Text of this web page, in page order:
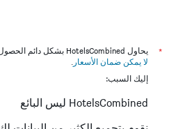
*
يحاول HotelsCombined بشكل دائم الحصول على الأسعار الدقيقة، ولكن
لا يمكن ضمان الأسعار .
إليك السبب:
HotelsCombined ليس البائع